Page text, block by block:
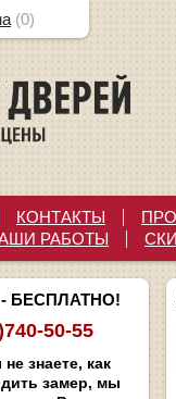
КОНТАКТЫ
РАБОТЫ
БЕСПЛАТНО!
50-55
знаете, как
замер, мы
(0)